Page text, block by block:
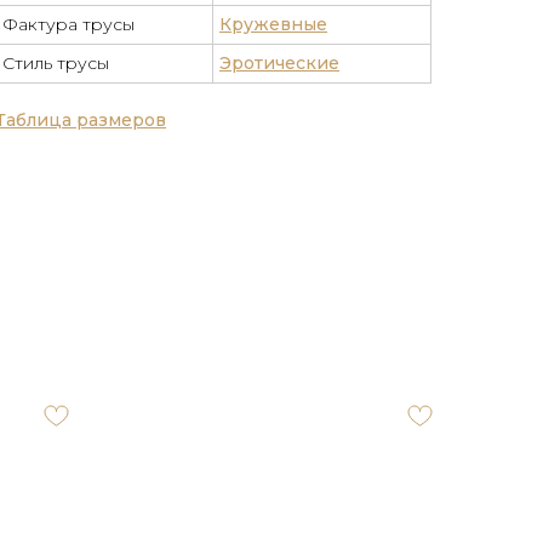
размеров
Фактура трусы
Кружевные
Стиль трусы
Эротические